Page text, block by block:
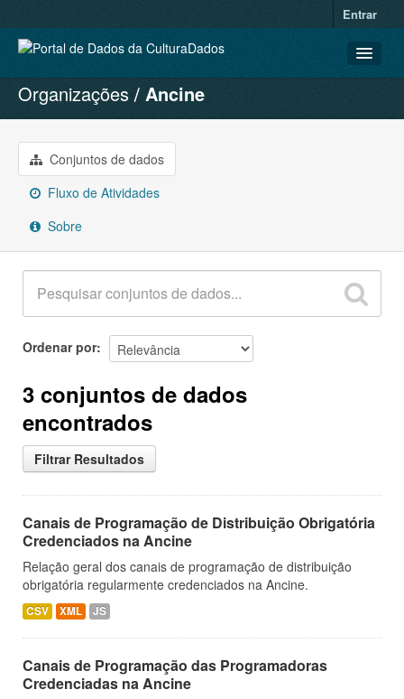
Entrar
CONJUNTOS DE DADOS
ORGANIZAÇÕES
GRUPOS
SOBRE
Organizações Ancine
Conjuntos de dados
Fluxo de Atividades
Sobre
Ordenar por
3 conjuntos de dados
encontrados
Filtrar Resultados
Canais de Programação de Distribuição Obrigatória
Credenciados na Ancine
Relação geral dos canais de programação de distribuição
obrigatória regularmente credenciados na Ancine.
CSV XML JS
Canais de Programação das Programadoras
Credenciadas na Ancine